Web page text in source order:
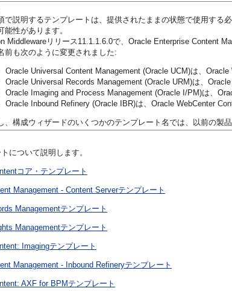
で説明するテンプレートは、提供されたままの状態で使用する
能性があります。
Middlewareリリース11.1.1.6.0で、Oracle Enterprise Content
前も次のように変更されました:
Oracle Universal Content Management (Oracle UCM)は、
Oracle Universal Records Management (Oracle URM)は、
Oracle Imaging and Process Management (Oracle I/PM)は、
Oracle Inbound Refinery (Oracle IBR)は、Oracle WebCenter
、構成ウィザードのいくつかのテンプレート名では、以前の製
について説明します。
コア・テンプレート
Management - Content Serverテンプレート
Managementテンプレート
Managementテンプレート
Imagingテンプレート
Management - Inbound Refineryテンプレート
AXF for BPMテンプレート